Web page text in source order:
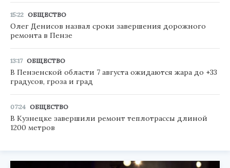
15:22 ОБЩЕСТВО
Олег Денисов назвал сроки завершения дорожного
ремонта в Пензе
13:17 ОБЩЕСТВО
В Пензенской области 7 августа ожидаются жара до +33
градусов, гроза и град
07:24 ОБЩЕСТВО
В Кузнецке завершили ремонт теплотрассы длиной
1200 метров